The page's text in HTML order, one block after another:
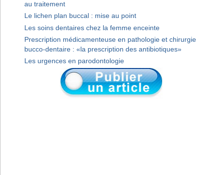
au traitement
Le lichen plan buccal : mise au point
Les soins dentaires chez la femme enceinte
Prescription médicamenteuse en pathologie et chirurgie
bucco-dentaire : «la prescription des antibiotiques»
Les urgences en parodontologie